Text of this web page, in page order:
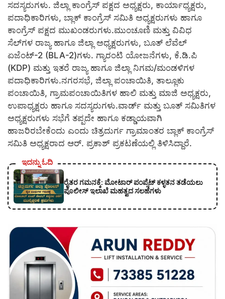
ಸದಸ್ಯರುಗಳು. ಜಿಲ್ಲಾ ಕಾಂಗ್ರೆಸ್ ಪಕ್ಷದ ಅಧ್ಯಕ್ಷರು, ಕಾರ್ಯಾಧ್ಯಕ್ಷರು,
ಪದಾಧಿಕಾರಿಗಳು, ಬ್ಲಾಕ್ ಕಾಂಗ್ರೆಸ್ ಸಮಿತಿ ಅಧ್ಯಕ್ಷರುಗಳು ಹಾಗೂ
ಕಾಂಗ್ರೆಸ್ ಪಕ್ಷದ ಮುಖಂಡರುಗಳು.ಮುಂಚೂಣಿ ಮತ್ತು ವಿವಿಧ
ಸೆಲ್‌ಗಳ ರಾಜ್ಯ ಹಾಗೂ ಜಿಲ್ಲಾ ಅಧ್ಯಕ್ಷರುಗಳು, ಬೂತ್ ಲೆವೆಲ್
ಏಜೆಂಟ್-2 (BLA-2)ಗಳು. ಗ್ಯಾರಂಟಿ ಯೋಜನೆಗಳು, ಕೆ.ಡಿ.ಪಿ
(KDP) ಮತ್ತು ಇತರೆ ರಾಜ್ಯ ಹಾಗೂ ಜಿಲ್ಲಾ ನಿಗಮ/ಮಂಡಳಿಗಳ
ಪದಾಧಿಕಾರಿಗಳು.ನಗರಸಭೆ, ಜಿಲ್ಲಾ ಪಂಚಾಯಿತಿ, ತಾಲ್ಲೂಕು
ಪಂಚಾಯಿತಿ, ಗ್ರಾಮಪಂಚಾಯಿತಿಗಳ ಹಾಲಿ ಮತ್ತು ಮಾಜಿ ಅಧ್ಯಕ್ಷರು,
ಉಪಾಧ್ಯಕ್ಷರು ಹಾಗೂ ಸದಸ್ಯರುಗಳು.ವಾರ್ಡ್ ಮತ್ತು ಬೂತ್ ಸಮಿತಿಗಳ
ಅಧ್ಯಕ್ಷರುಗಳು ಸಭೆಗೆ ತಪ್ಪದೇ ಹಾಗೂ ಕಡ್ಡಾಯವಾಗಿ
ಹಾಜರಿರಬೇಕೆಂದು ಎಂದು ಚಿತ್ರದುರ್ಗ ಗ್ರಾಮಾಂತರ ಬ್ಲಾಕ್ ಕಾಂಗ್ರೆಸ್
ಸಮಿತಿ ಅಧ್ಯಕ್ಷರಾದ ಆರ್. ಪ್ರಕಾಶ್ ಪ್ರಕಟಣೆಯಲ್ಲಿ ತಿಳಿಸಿದ್ದಾರೆ.
ಇದನ್ನು ಓದಿ
ರೈತರ ಗಮನಕ್ಕೆ: ಮೋಟಾರ್ ಪಂಪ್ಸೆಟ್ ಕಳ್ಳತನ ತಡೆಯಲು
ಪೊಲೀಸ್ ಇಲಾಖೆ ಮಹತ್ವದ ಸಲಹೆಗಳು